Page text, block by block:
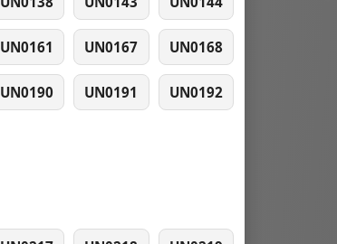
UN0161 UN0167 UN0168
UN0190 UN0191 UN0192